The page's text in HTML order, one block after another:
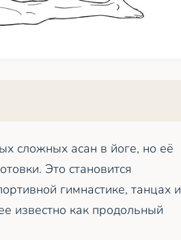
сложных асан в йоге, но её
Это становится
гимнастике, танцах и
известно как продольный